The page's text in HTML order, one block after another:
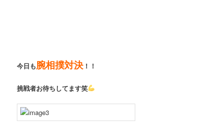
今日も腕相撲対決 ！！
挑戦者お待ちしてます笑